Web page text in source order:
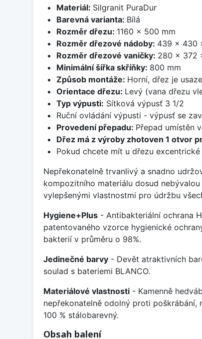
Materiál: Silgranit PuraDur
Barevná varianta: Bílá
Rozměr dřezu: 1160 x 500 mm
Rozměr dřezové nádoby: 439 x 430
Rozměr dřezové vaničky: 280 x 372
Minimální šířka skříňky: 800 mm
Způsob montáže: Horní, dřez je
Orientace dřezu: Levý (vana dřezu
Typ výpusti: Sítková výpusť 3 1/2
Ruční ovládání výpusti - výpusť se
Provedení přepadu: Přepad umístěn
Dřez má z výroby zhotoven 1 otvor
Pokud chcete mít u dřezu
Nepřekonatelně trvanlivý a snadno
kompozitního materiálu dosud
vylepšenými vlastnostmi pro údržbu
Hygiene+Plus - Antibakteriální ochrana
patentovaného vzorce hygienické
bakterií v průměru o 98%.
Jedinečné barvy - Devět atraktivních
soulad s bateriemi BLANCO.
Materiálové vlastnosti - Kamenně
nepřekonatelně odolný proti poškrábání,
100 % stálobarevný.
Obsah balení